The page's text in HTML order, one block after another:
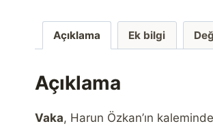
Açıklama Ek bilgi
Açıklama
Vaka, Harun Özkan’ın